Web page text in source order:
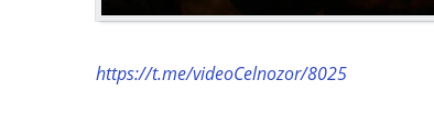
https://t.me/videoCelnozor/8025